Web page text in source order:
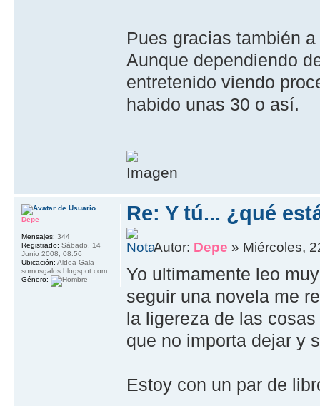
Pues gracias también
Aunque dependiendo
entretenido viendo
habido unas 30 o así.
Re: Y tú... ¿qué
Autor: Depe » Miércoles,
Yo ultimamente leo
seguir una novela me
la ligereza de las
que no importa dejar y
Estoy con un par de
Depe
Mensajes: 344
Registrado: Sábado, 14
Junio 2008, 08:56
Ubicación: Aldea Gala -
somosgalos.blogspot.com
Género: